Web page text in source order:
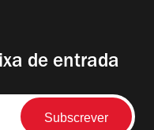
de entrada